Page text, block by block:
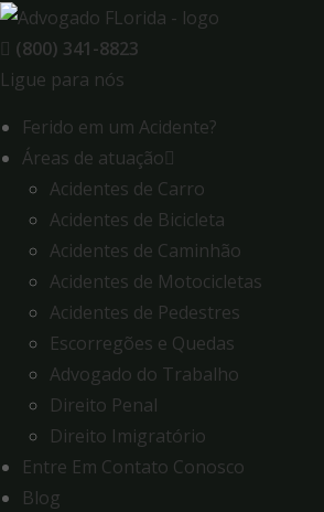
Skip
to
content
(800) 341-8823
Ligue para nós
Ferido em um Acidente?
Áreas de atuação
Acidentes de Carro
Acidentes de Bicicleta
Acidentes de Caminhão
Acidentes de Motocicletas
Acidentes de Pedestres
Escorregões e Quedas
Advogado do Trabalho
Direito Penal
Direito Imigratório
Entre Em Contato Conosco
Blog